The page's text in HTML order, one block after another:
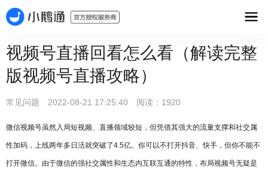
视频号直播回看怎么看（解读完整
版视频号直播攻略）
常见问题 2022-08-21 17:25:40 阅读：1920
微信视频号虽然入局短视频、直播领域较短，但凭借其强大的流量支撑和社交属
性加码，上线两年多日活就突破了4.5亿。你可以不打开抖音、快手，但你不能不
打开微信。由于微信的强社交属性和生态内互联互通的特性，布局视频号无疑是